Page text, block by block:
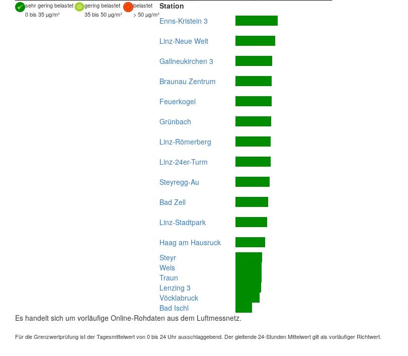
sehr gering belastet gering belastet
belastet
0 bis 35 µg/m³
35 bis 50 µg/m³ > 50 µg/m³
Station
Enns-Kristein 3
Linz-Neue Welt
Gallneukirchen 3
Braunau Zentrum
Feuerkogel
Grünbach
Linz-Römerberg
Linz-24er-Turm
Steyregg-Au
Bad Zell
Linz-Stadtpark
Haag am Hausruck
Steyr
Wels
Traun
Lenzing 3
Vöcklabruck
Bad Ischl
Es handelt sich um vorläufige Online-Rohdaten aus dem Luftmessnetz.
Für die Grenzwertprüfung ist der Tagesmittelwert von 0 bis 24 Uhr ausschlaggebend. Der gleitende 24-Stunden Mittelwert gilt als vorläufiger Richtwert.